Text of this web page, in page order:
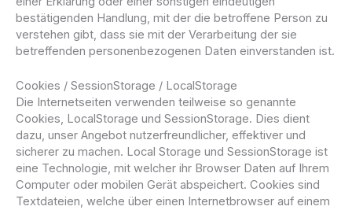
bestätigenden Handlung, mit der die betroffene Person zu
verstehen gibt, dass sie mit der Verarbeitung der sie
betreffenden personenbezogenen Daten einverstanden ist.
Cookies / SessionStorage / LocalStorage
Die Internetseiten verwenden teilweise so genannte
Cookies, LocalStorage und SessionStorage. Dies dient
dazu, unser Angebot nutzerfreundlicher, effektiver und
sicherer zu machen. Local Storage und SessionStorage ist
eine Technologie, mit welcher ihr Browser Daten auf Ihrem
Computer oder mobilen Gerät abspeichert. Cookies sind
Textdateien, welche über einen Internetbrowser auf einem